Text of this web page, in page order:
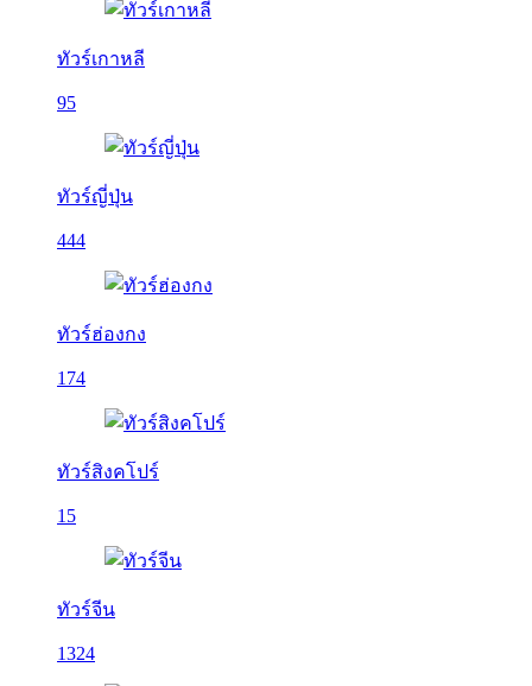
ทัวร์เกาหลี
95
ทัวร์ญี่ปุ่น
444
ทัวร์ฮ่องกง
174
ทัวร์สิงคโปร์
15
ทัวร์จีน
1324